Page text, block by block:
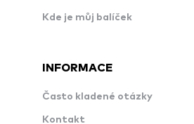
Kde je můj balíček
INFORMACE
Často kladené otázky
Kontakt